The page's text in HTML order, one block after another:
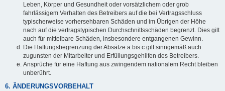
Leben, Körper und Gesundheit oder vorsätzlichem oder grob
fahrlässigem Verhalten des Betreibers auf die bei Vertragsschluss
typischerweise vorhersehbaren Schäden und im Übrigen der Höhe
nach auf die vertragstypischen Durchschnittsschäden begrenzt. Dies gilt
auch für mittelbare Schäden, insbesondere entgangenen Gewinn.
Die Haftungsbegrenzung der Absätze a bis c gilt sinngemäß auch
zugunsten der Mitarbeiter und Erfüllungsgehilfen des Betreibers.
Ansprüche für eine Haftung aus zwingendem nationalem Recht bleiben
unberührt.
6. ÄNDERUNGSVORBEHALT